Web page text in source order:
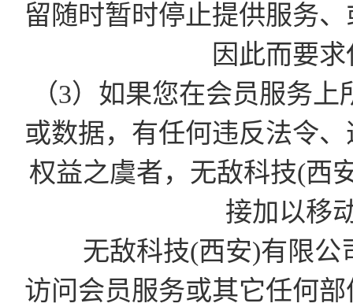
留随时暂时停止提供服务
因此而要
（3）如果您在会员服务
或数据，有任何违反法令
权益之虞者，无敌科技(西
接加以移
无敌科技(西安)有限公
访问会员服务或其它任何